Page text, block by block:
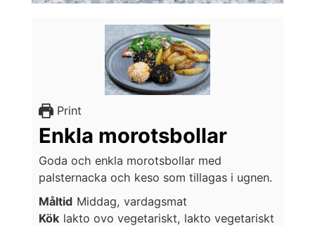
Print
Enkla morotsbollar
Goda och enkla morotsbollar med
palsternacka och keso som tillagas i ugnen.
Måltid Middag, vardagsmat
Kök lakto ovo vegetariskt, lakto vegetariskt